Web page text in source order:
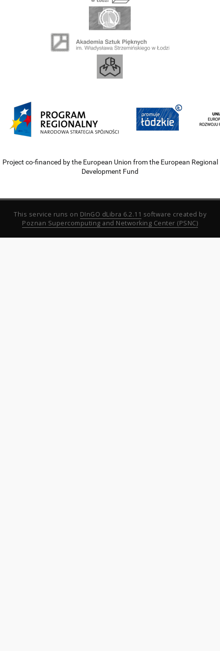
Project co-financed by the European Union from the European Regional
Development Fund
This service runs on DInGO dLibra 6.2.11 software created by
Poznan Supercomputing and Networking Center (PSNC)